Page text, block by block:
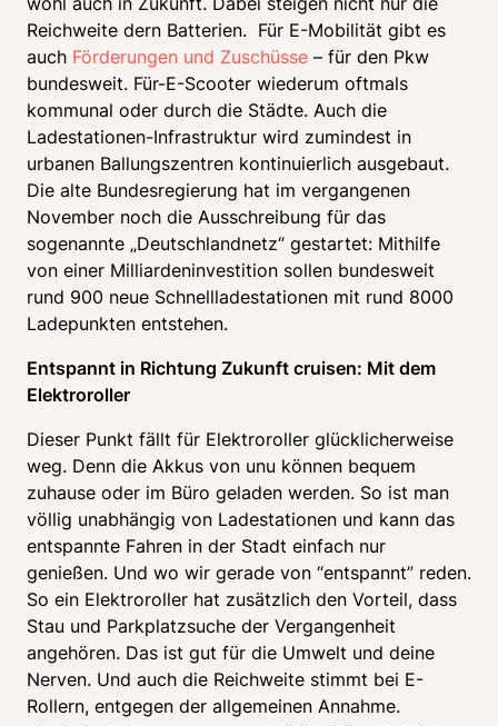
Reichweite dern Batterien.  Für E-Mobilität gibt es
auch Förderungen und Zuschüsse – für den Pkw
bundesweit. Für-E-Scooter wiederum oftmals
kommunal oder durch die Städte. Auch die
Ladestationen-Infrastruktur wird zumindest in
urbanen Ballungszentren kontinuierlich ausgebaut.
Die alte Bundesregierung hat im vergangenen
November noch die Ausschreibung für das
sogenannte „Deutschlandnetz“ gestartet: Mithilfe
von einer Milliardeninvestition sollen bundesweit
rund 900 neue Schnellladestationen mit rund 8000
Ladepunkten entstehen.
Entspannt in Richtung Zukunft cruisen: Mit dem
Elektroroller
Dieser Punkt fällt für Elektroroller glücklicherweise
weg. Denn die Akkus von unu können bequem
zuhause oder im Büro geladen werden. So ist man
völlig unabhängig von Ladestationen und kann das
entspannte Fahren in der Stadt einfach nur
genießen. Und wo wir gerade von “entspannt” reden.
So ein Elektroroller hat zusätzlich den Vorteil, dass
Stau und Parkplatzsuche der Vergangenheit
angehören. Das ist gut für die Umwelt und deine
Nerven. Und auch die Reichweite stimmt bei E-
Rollern, entgegen der allgemeinen Annahme.